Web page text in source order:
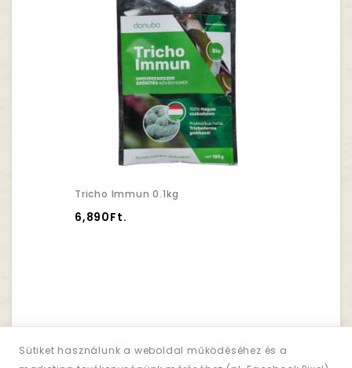
Sütiket használunk a weboldal működéséhez és a
Tricho Immun 0.1kg
6,890Ft.